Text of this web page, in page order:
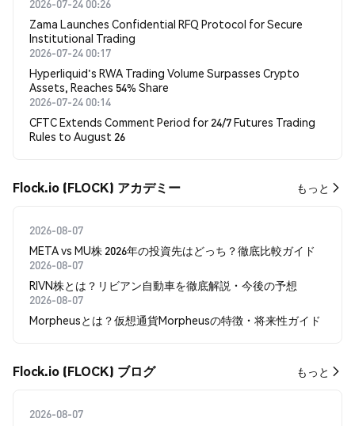
2026-07-24 00:26
Zama Launches Confidential RFQ Protocol for Secure
Institutional Trading
2026-07-24 00:17
Hyperliquid's RWA Trading Volume Surpasses Crypto
Assets, Reaches 54% Share
2026-07-24 00:14
CFTC Extends Comment Period for 24/7 Futures Trading
Rules to August 26
Flock.io (FLOCK) アカデミー もっと
2026-08-07
META vs MU株 2026年の投資先はどっち？徹底比較ガイド
2026-08-07
RIVN株とは？リビアン自動車を徹底解説・今後の予想
2026-08-07
Morpheusとは？仮想通貨Morpheusの特徴・将来性ガイド
Flock.io (FLOCK) ブログ もっと
2026-08-07